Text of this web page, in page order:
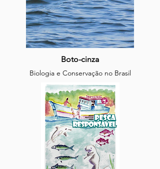
Boto-cinza
Biologia e Conservação noBrasil